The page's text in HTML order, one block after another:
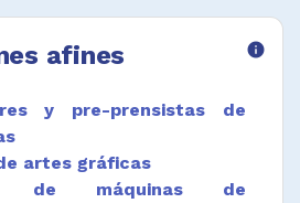
afines info
y pre-prensistas de
artes gráficas
de máquinas de